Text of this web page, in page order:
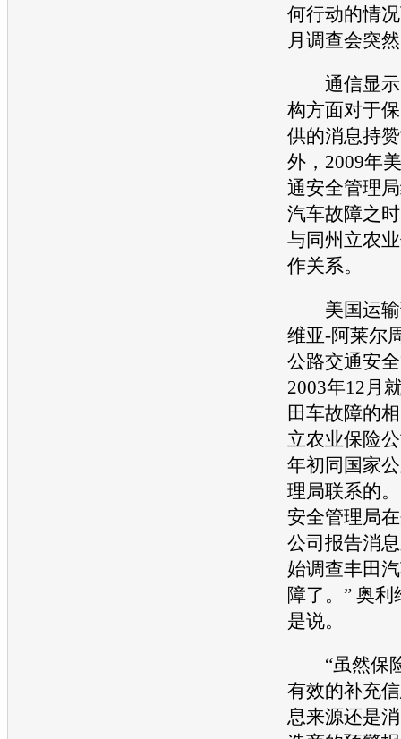
何行动的情
月调查会突
通信显示
构方面对于
供的消息持
外，2009年
通安全管理
汽车故障之
与同州立农
作关系。
美国运输
维亚-阿莱尔
公路交通安全
2003年12月
田车故障的
立农业保险
年初同国家
理局联系的
安全管理局
公司报告消
始调查丰田
障了。” 奥
是说。
“虽然保险
有效的补充
息来源还是